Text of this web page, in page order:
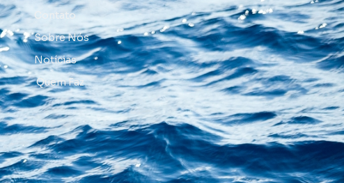
Contato
Sobre Nós
Notícias
Quem Faz